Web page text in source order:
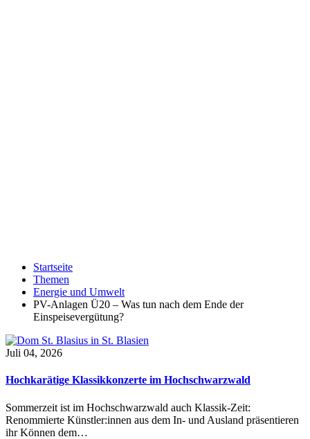
Startseite
Themen
Energie und Umwelt
PV-Anlagen Ü20 – Was tun nach dem Ende der
Einspeisevergütung?
Juli 04, 2026
Hochkarätige Klassikkonzerte im Hochschwarzwald
Sommerzeit ist im Hochschwarzwald auch Klassik-Zeit:
Renommierte Künstler:innen aus dem In- und Ausland präsentieren
ihr Können dem…